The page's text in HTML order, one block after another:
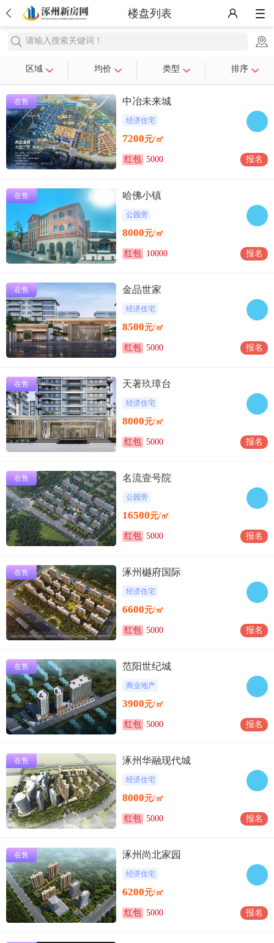
楼盘列表
请输入搜索关键词！
区域 均价 类型 排序
在售 中冶未来城
经济住宅
7200元/㎡
红包 5000 报名
在售 哈佛小镇
公园旁
8000元/㎡
红包 10000 报名
在售 金品世家
经济住宅
8500元/㎡
红包 5000 报名
在售 天著玖璋台
经济住宅
8000元/㎡
红包 5000 报名
在售 名流壹号院
公园旁
16500元/㎡
红包 5000 报名
在售 涿州樾府国际
经济住宅
6600元/㎡
红包 5000 报名
在售 范阳世纪城
商业地产
3900元/㎡
红包 5000 报名
在售 涿州华融现代城
经济住宅
8000元/㎡
红包 5000 报名
在售 涿州尚北家园
经济住宅
6200元/㎡
红包 5000 报名